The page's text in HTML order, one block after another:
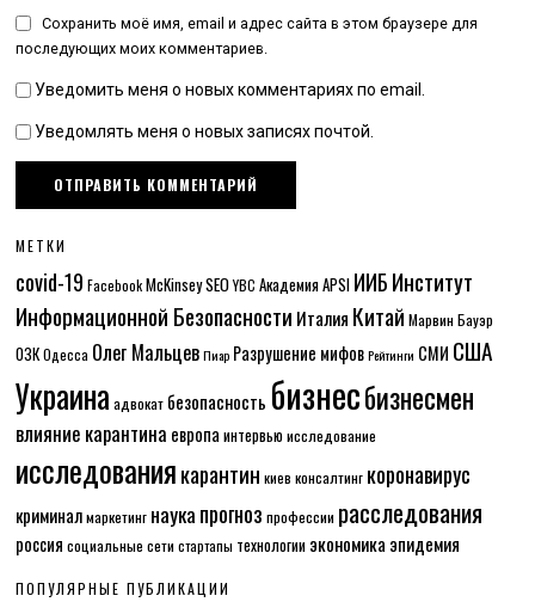
Сохранить моё имя, email и адрес сайта в этом браузере для
последующих моих комментариев.
Уведомить меня о новых комментариях по email.
Уведомлять меня о новых записях почтой.
МЕТКИ
covid-19 Facebook McKinseySEO YBC Академия APSI ИИБИнститут
Информационной Безопасности Италия Китай Марвин Бауэр
ОЗК Одесса Олег Мальцев Пиар Разрушение мифов Рейтинги СМИ США
Украина адвокат безопасность бизнесбизнесмен
влияние карантина европа интервьюисследование
исследованиякарантин киев консалтинг коронавирус
криминалмаркетинг наукапрогноз профессии расследования
россия социальные сети стартапы технологии экономика эпидемия
ПОПУЛЯРНЫЕ ПУБЛИКАЦИИ